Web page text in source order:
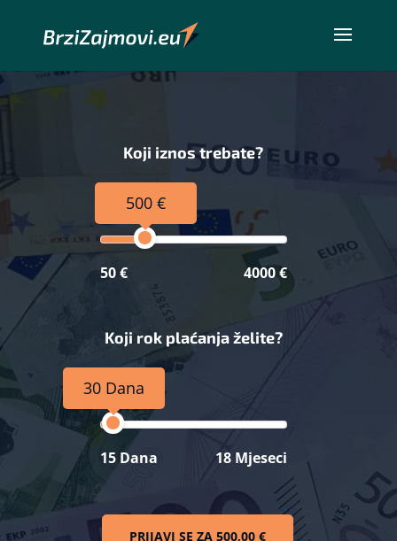
Koji iznos trebate?
500 €
50 € 4000 €
Koji rok plaćanja želite?
30 Dana
15 Dana 18 Mjeseci
PRIJAVI SE ZA500,00 €